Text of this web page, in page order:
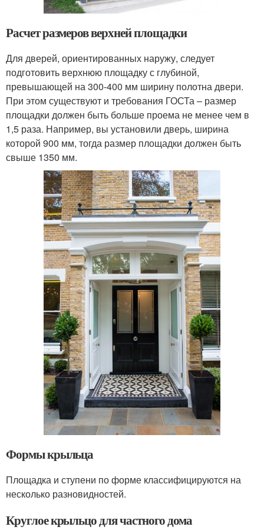
Расчет размеров верхней площадки
Для дверей, ориентированных наружу, следует
подготовить верхнюю площадку с глубиной,
превышающей на 300-400 мм ширину полотна двери.
При этом существуют и требования ГОСТа – размер
площадки должен быть больше проема не менее чем в
1,5 раза. Например, вы установили дверь, ширина
которой 900 мм, тогда размер площадки должен быть
свыше 1350 мм.
Формы крыльца
Площадка и ступени по форме классифицируются на
несколько разновидностей.
Круглое крыльцо для частного дома